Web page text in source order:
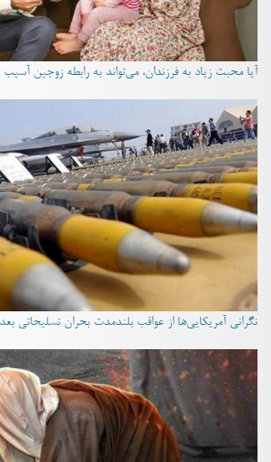
آیا محبت زیاد به فرزندان، می‌تواند به رابطه زوجین آسیب
نگرانی آمریکایی‌ها از عواقب بلندمدت بحران تسلیحاتی